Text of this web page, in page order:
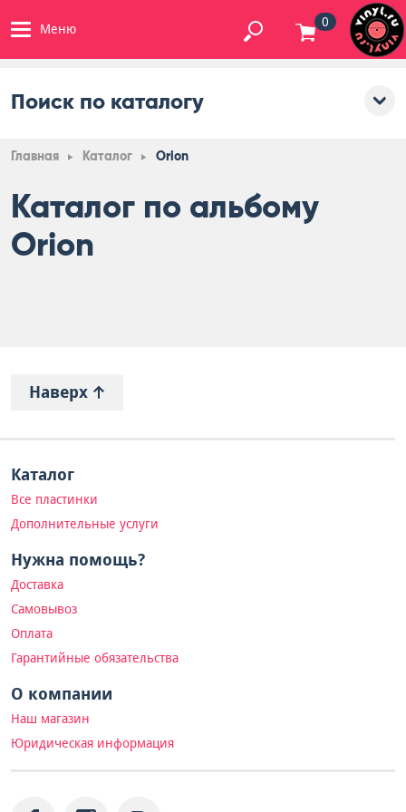
Меню 0
Поиск по каталогу
Главная Каталог Orion
Каталог по альбому
Orion
Наверх
Каталог
Все пластинки
Дополнительные услуги
Нужна помощь?
Доставка
Самовывоз
Оплата
Гарантийные обязательства
О компании
Наш магазин
Юридическая информация